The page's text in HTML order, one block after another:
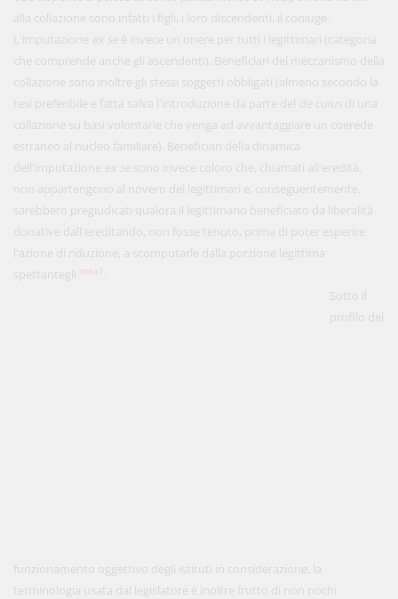
alla collazione sono infatti i figli, i loro discendenti, il coniuge.
L'imputazione ex se è invece un onere per tutti i legittimari (categoria
che comprende anche gli ascendenti). Beneficiari del meccanismo della
collazione sono inoltre gli stessi soggetti obbligati (almeno secondo la
tesi preferibile e fatta salva l'introduzione da parte del de cuius di una
collazione su basi volontarie che venga ad avvantaggiare un coerede
estraneo al nucleo familiare). Beneficiari della dinamica
dell'imputazione ex se sono invece coloro che, chiamati all'eredità,
non appartengono al novero dei legittimari e, conseguentemente,
sarebbero pregiudicati qualora il legittimario beneficiato da liberalità
donative dall'ereditando, non fosse tenuto, prima di poter esperire
l'azione di riduzione, a scomputarle dalla porzione legittima
spettantegli nota1
Sotto il
profilo del
funzionamento oggettivo degli istituti in considerazione, la
terminologia usata dal legislatore è inoltre frutto di non pochi